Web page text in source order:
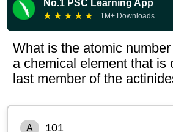
No.1 PSC Learning App
★ ★ ★ ★ ★ 1M+ Downloads
What is the atomic
a chemical element that is
last member of the
A 101